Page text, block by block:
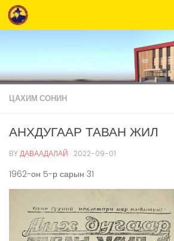
Skip to content
ЦАХИМ СОНИН
АНХДУГААР ТАВАН ЖИЛ
BYДАВААДАЛАЙ · 2022-09-01
1962-он 5-р сарын 31